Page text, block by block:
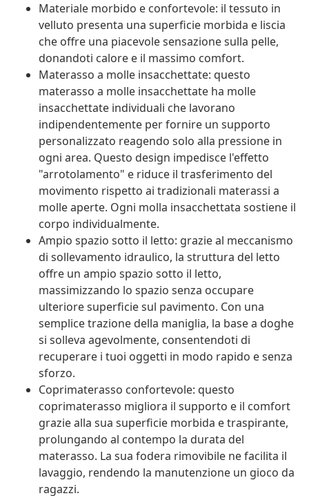
Materiale morbido e confortevole: il tessuto in
velluto presenta una superficie morbida e liscia
che offre una piacevole sensazione sulla pelle,
donandoti calore e il massimo comfort.
Materasso a molle insacchettate: questo
materasso a molle insacchettate ha molle
insacchettate individuali che lavorano
indipendentemente per fornire un supporto
personalizzato reagendo solo alla pressione in
ogni area. Questo design impedisce l'effetto
"arrotolamento" e riduce il trasferimento del
movimento rispetto ai tradizionali materassi a
molle aperte. Ogni molla insacchettata sostiene il
corpo individualmente.
Ampio spazio sotto il letto: grazie al meccanismo
di sollevamento idraulico, la struttura del letto
offre un ampio spazio sotto il letto,
massimizzando lo spazio senza occupare
ulteriore superficie sul pavimento. Con una
semplice trazione della maniglia, la base a doghe
si solleva agevolmente, consentendoti di
recuperare i tuoi oggetti in modo rapido e senza
sforzo.
Coprimaterasso confortevole: questo
coprimaterasso migliora il supporto e il comfort
grazie alla sua superficie morbida e traspirante,
prolungando al contempo la durata del
materasso. La sua fodera rimovibile ne facilita il
lavaggio, rendendo la manutenzione un gioco da
ragazzi.